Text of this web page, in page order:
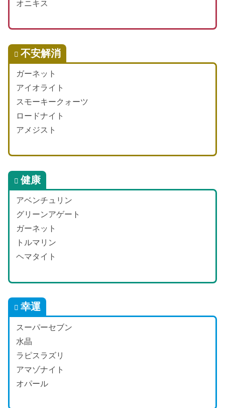
オニキス
不安解消
ガーネット
アイオライト
スモーキークォーツ
ロードナイト
アメジスト
健康
アベンチュリン
グリーンアゲート
ガーネット
トルマリン
ヘマタイト
幸運
スーパーセブン
水晶
ラピスラズリ
アマゾナイト
オパール